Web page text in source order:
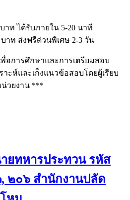
าท ได้รับภายใน 5-20 นาที
าท ส่งฟรีด่วนพิเศษ 2-3 วัน
อการศึกษาและการเตรียมสอบ
าะห์และเก็งแนวข้อสอบโดยผู้เรียบ
น่วยงาน ***
ยทหารประทวน รหัส
๒๐๖ สำนักงานปลัด